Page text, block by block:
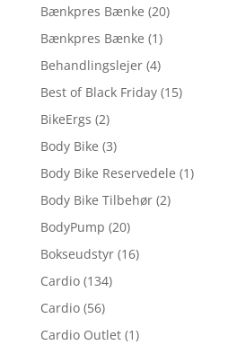
Bænkpres Bænke (20)
Bænkpres Bænke (1)
Behandlingslejer (4)
Best of Black Friday (15)
BikeErgs (2)
Body Bike (3)
Body Bike Reservedele (1)
Body Bike Tilbehør (2)
BodyPump (20)
Bokseudstyr (16)
Cardio (134)
Cardio (56)
Cardio Outlet (1)